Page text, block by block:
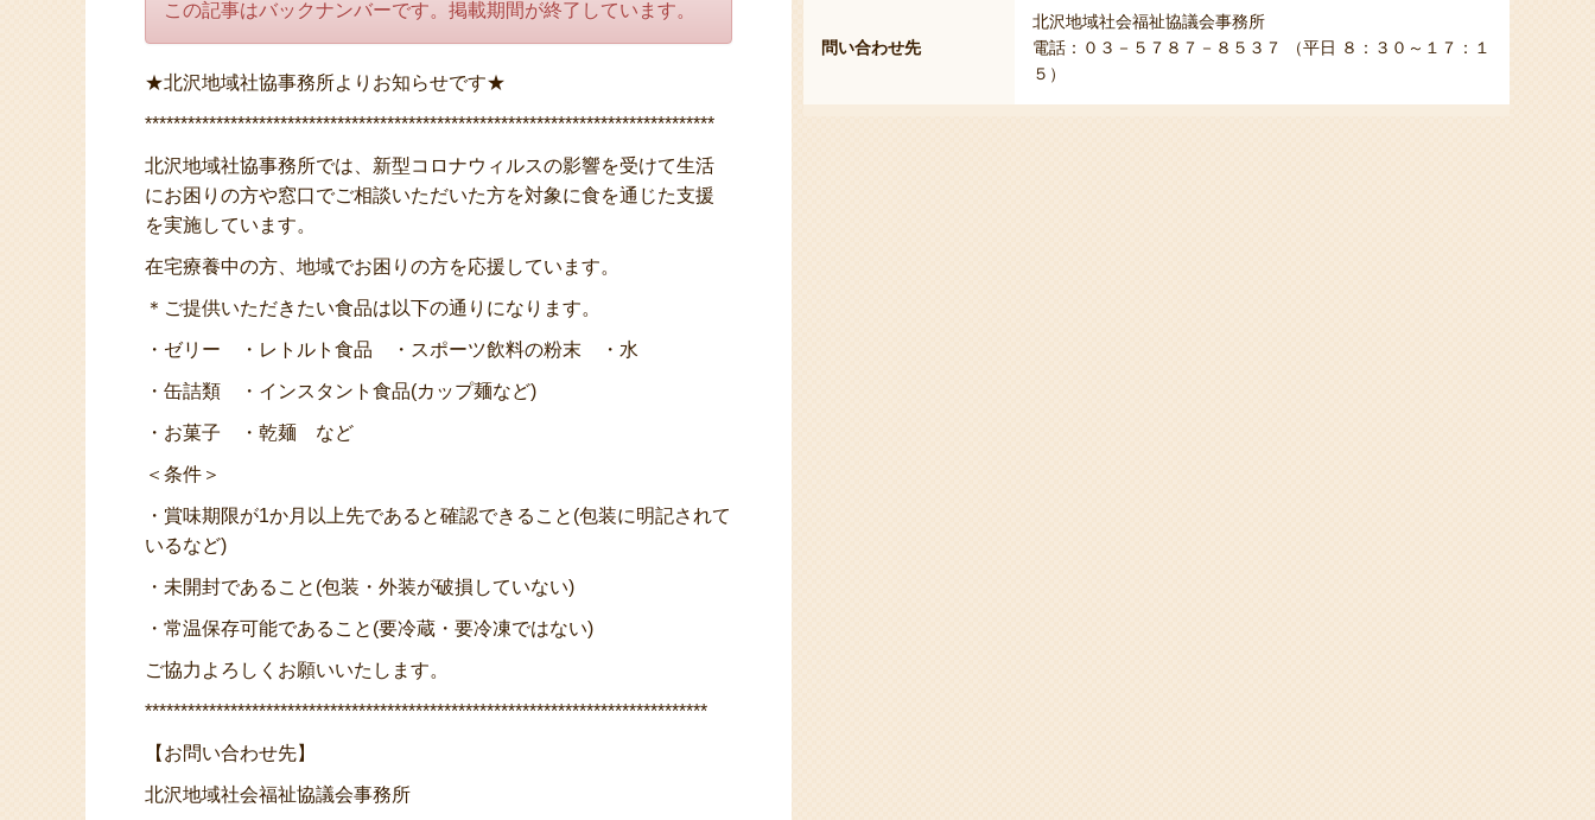
この記事はバックナンバーです。掲載期間が終了しています。
★北沢地域社協事務所よりお知らせです★
********************************************************************************
北沢地域社協事務所では、新型コロナウィルスの影響を受けて生活
にお困りの方や窓口でご相談いただいた方を対象に食を通じた支援
を実施しています。
在宅療養中の方、地域でお困りの方を応援しています。
＊ご提供いただきたい食品は以下の通りになります。
・ゼリー ・レトルト食品 ・スポーツ飲料の粉末 ・水
・缶詰類 ・インスタント食品(カップ麺など)
・お菓子 ・乾麺 など
＜条件＞
・賞味期限が1か月以上先であると確認できること(包装に明記されて
いるなど)
・未開封であること(包装・外装が破損していない)
・常温保存可能であること(要冷蔵・要冷凍ではない)
ご協力よろしくお願いいたします。
*******************************************************************************
【お問い合わせ先】
北沢地域社会福祉協議会事務所
問い合わせ先
北沢地域社会福祉協議会事務所
電話：０３－５７８７－８５３７ （平日 ８：３０～１７：１
５）